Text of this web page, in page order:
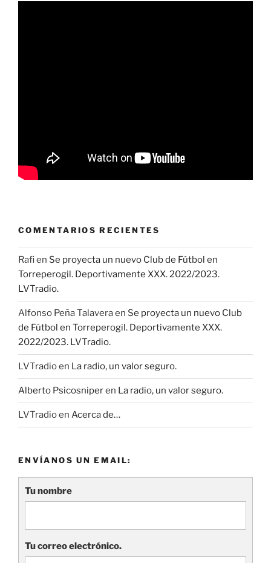
COMENTARIOS RECIENTES
Rafien Se proyecta un nuevo Club de Fútbol en
Torreperogil. Deportivamente XXX. 2022/2023.
LVTradio.
Alfonso Peña Talaveraen Se proyecta un nuevo Club
de Fútbol en Torreperogil. Deportivamente XXX.
2022/2023. LVTradio.
LVTradioen La radio, un valor seguro.
Alberto Psicosniperen La radio, un valor seguro.
LVTradioen Acerca de…
ENVÍANOS UN EMAIL:
Tu nombre
Tu correo electrónico.